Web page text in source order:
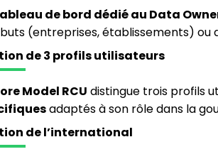
de bord dédié au Data
(entreprises, établissements) ou
de 3 profils utilisateurs
Model RCU distingue trois profils
adaptés à son rôle dans la
de l’international